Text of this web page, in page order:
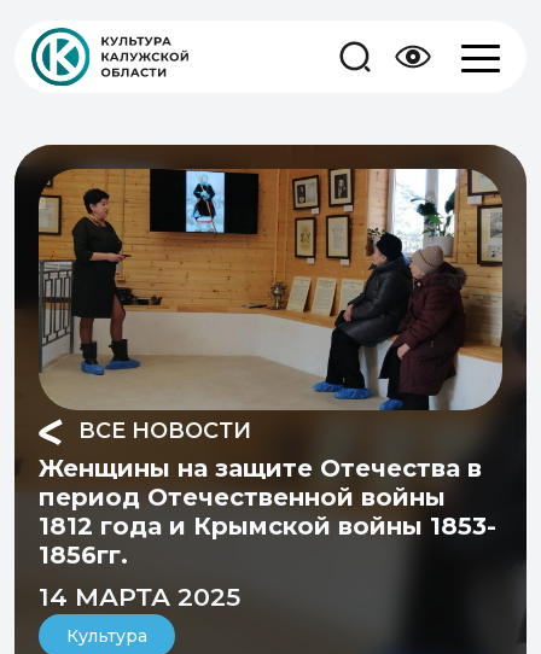
ВСЕ НОВОСТИ
Женщины на защите Отечества в
период Отечественной войны
1812 года и Крымской войны 1853-
1856гг.
14 МАРТА 2025
Культура